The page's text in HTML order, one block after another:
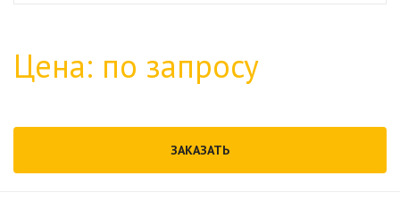
Цена: по запросу
ЗАКАЗАТЬ